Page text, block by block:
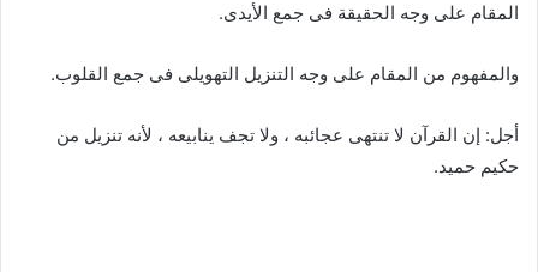
المقام على وجه الحقيقة فى جمع الأيدى.
والمفهوم من المقام على وجه التنزيل التهويلى فى جمع القلوب.
أجل: إن القرآن لا تنتهى عجائبه ، ولا تجف ينابيعه ، لأنه تنزيل من
حكيم حميد.